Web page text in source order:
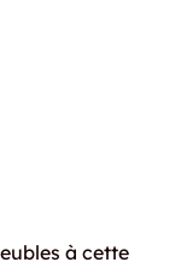
à cette